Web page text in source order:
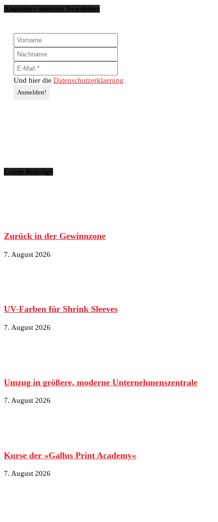
Abonniere unseren Newsletter
Und hier die Datenschutzerklaerung
Letzte Beiträge
Zurück in der Gewinnzone
7. August 2026
UV-Farben für Shrink Sleeves
7. August 2026
Umzug in größere, moderne Unternehmenszentrale
7. August 2026
Kurse der »Gallus Print Academy«
7. August 2026